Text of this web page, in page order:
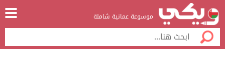
موسوعة عمانية شاملة